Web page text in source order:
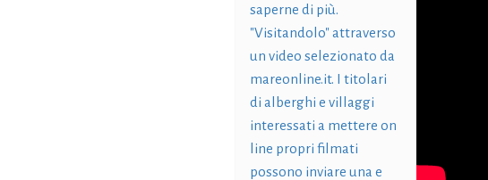
saperne di più.
"Visitandolo" attraverso
un video selezionato da
mareonline.it. I titolari
di alberghi e villaggi
interessati a mettere on
line propri filmati
possono inviare una e